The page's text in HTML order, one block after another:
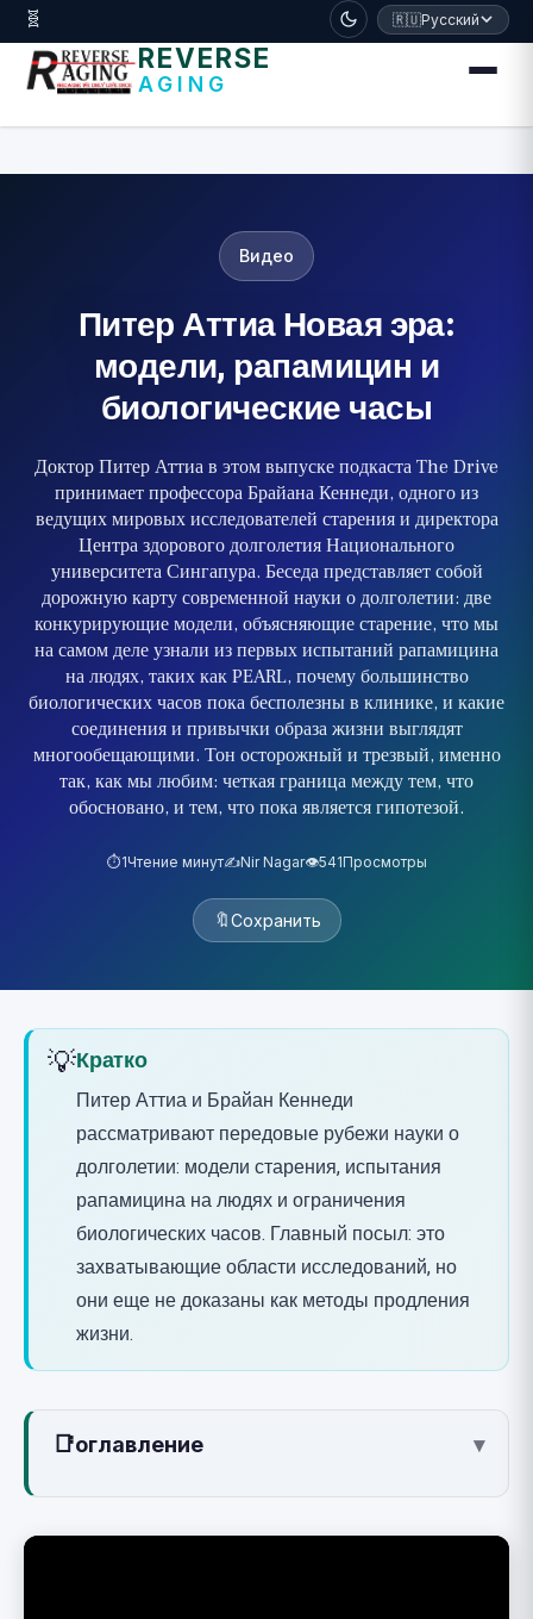
דלג לתוכן הראשי
🧬 🇷🇺Русский
REVERSE
AGING
Видео
Питер Аттиа Новая эра:
модели, рапамицин и
биологические часы
Доктор Питер Аттиа в этом выпуске подкаста The Drive
принимает профессора Брайана Кеннеди, одного из
ведущих мировых исследователей старения и директора
Центра здорового долголетия Национального
университета Сингапура. Беседа представляет собой
дорожную карту современной науки о долголетии: две
конкурирующие модели, объясняющие старение, что мы
на самом деле узнали из первых испытаний рапамицина
на людях, таких как PEARL, почему большинство
биологических часов пока бесполезны в клинике, и какие
соединения и привычки образа жизни выглядят
многообещающими. Тон осторожный и трезвый, именно
так, как мы любим: четкая граница между тем, что
обосновано, и тем, что пока является гипотезой.
⏱️1Чтение минут✍️Nir Nagar👁️541Просмотры
🔖Сохранить
💡Кратко
Питер Аттиа и Брайан Кеннеди
рассматривают передовые рубежи науки о
долголетии: модели старения, испытания
рапамицина на людях и ограничения
биологических часов. Главный посыл: это
захватывающие области исследований, но
они еще не доказаны как методы продления
жизни.
📑оглавление ▾
Две модели старения